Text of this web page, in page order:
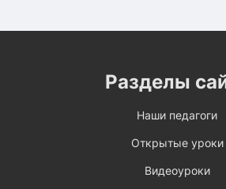
Разделы
Наши педагоги
Открытые уроки
Видеоуроки